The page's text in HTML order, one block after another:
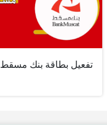
تفعيل بطاقة بنك مسقط